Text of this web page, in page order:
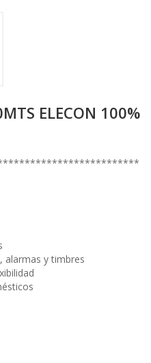
ELECON 100%
alarmas y timbres